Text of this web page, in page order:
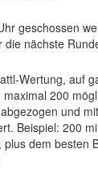
geschossen
die nächste
Wertung, auf
200
und
Beispiel: 200
plus dem besten